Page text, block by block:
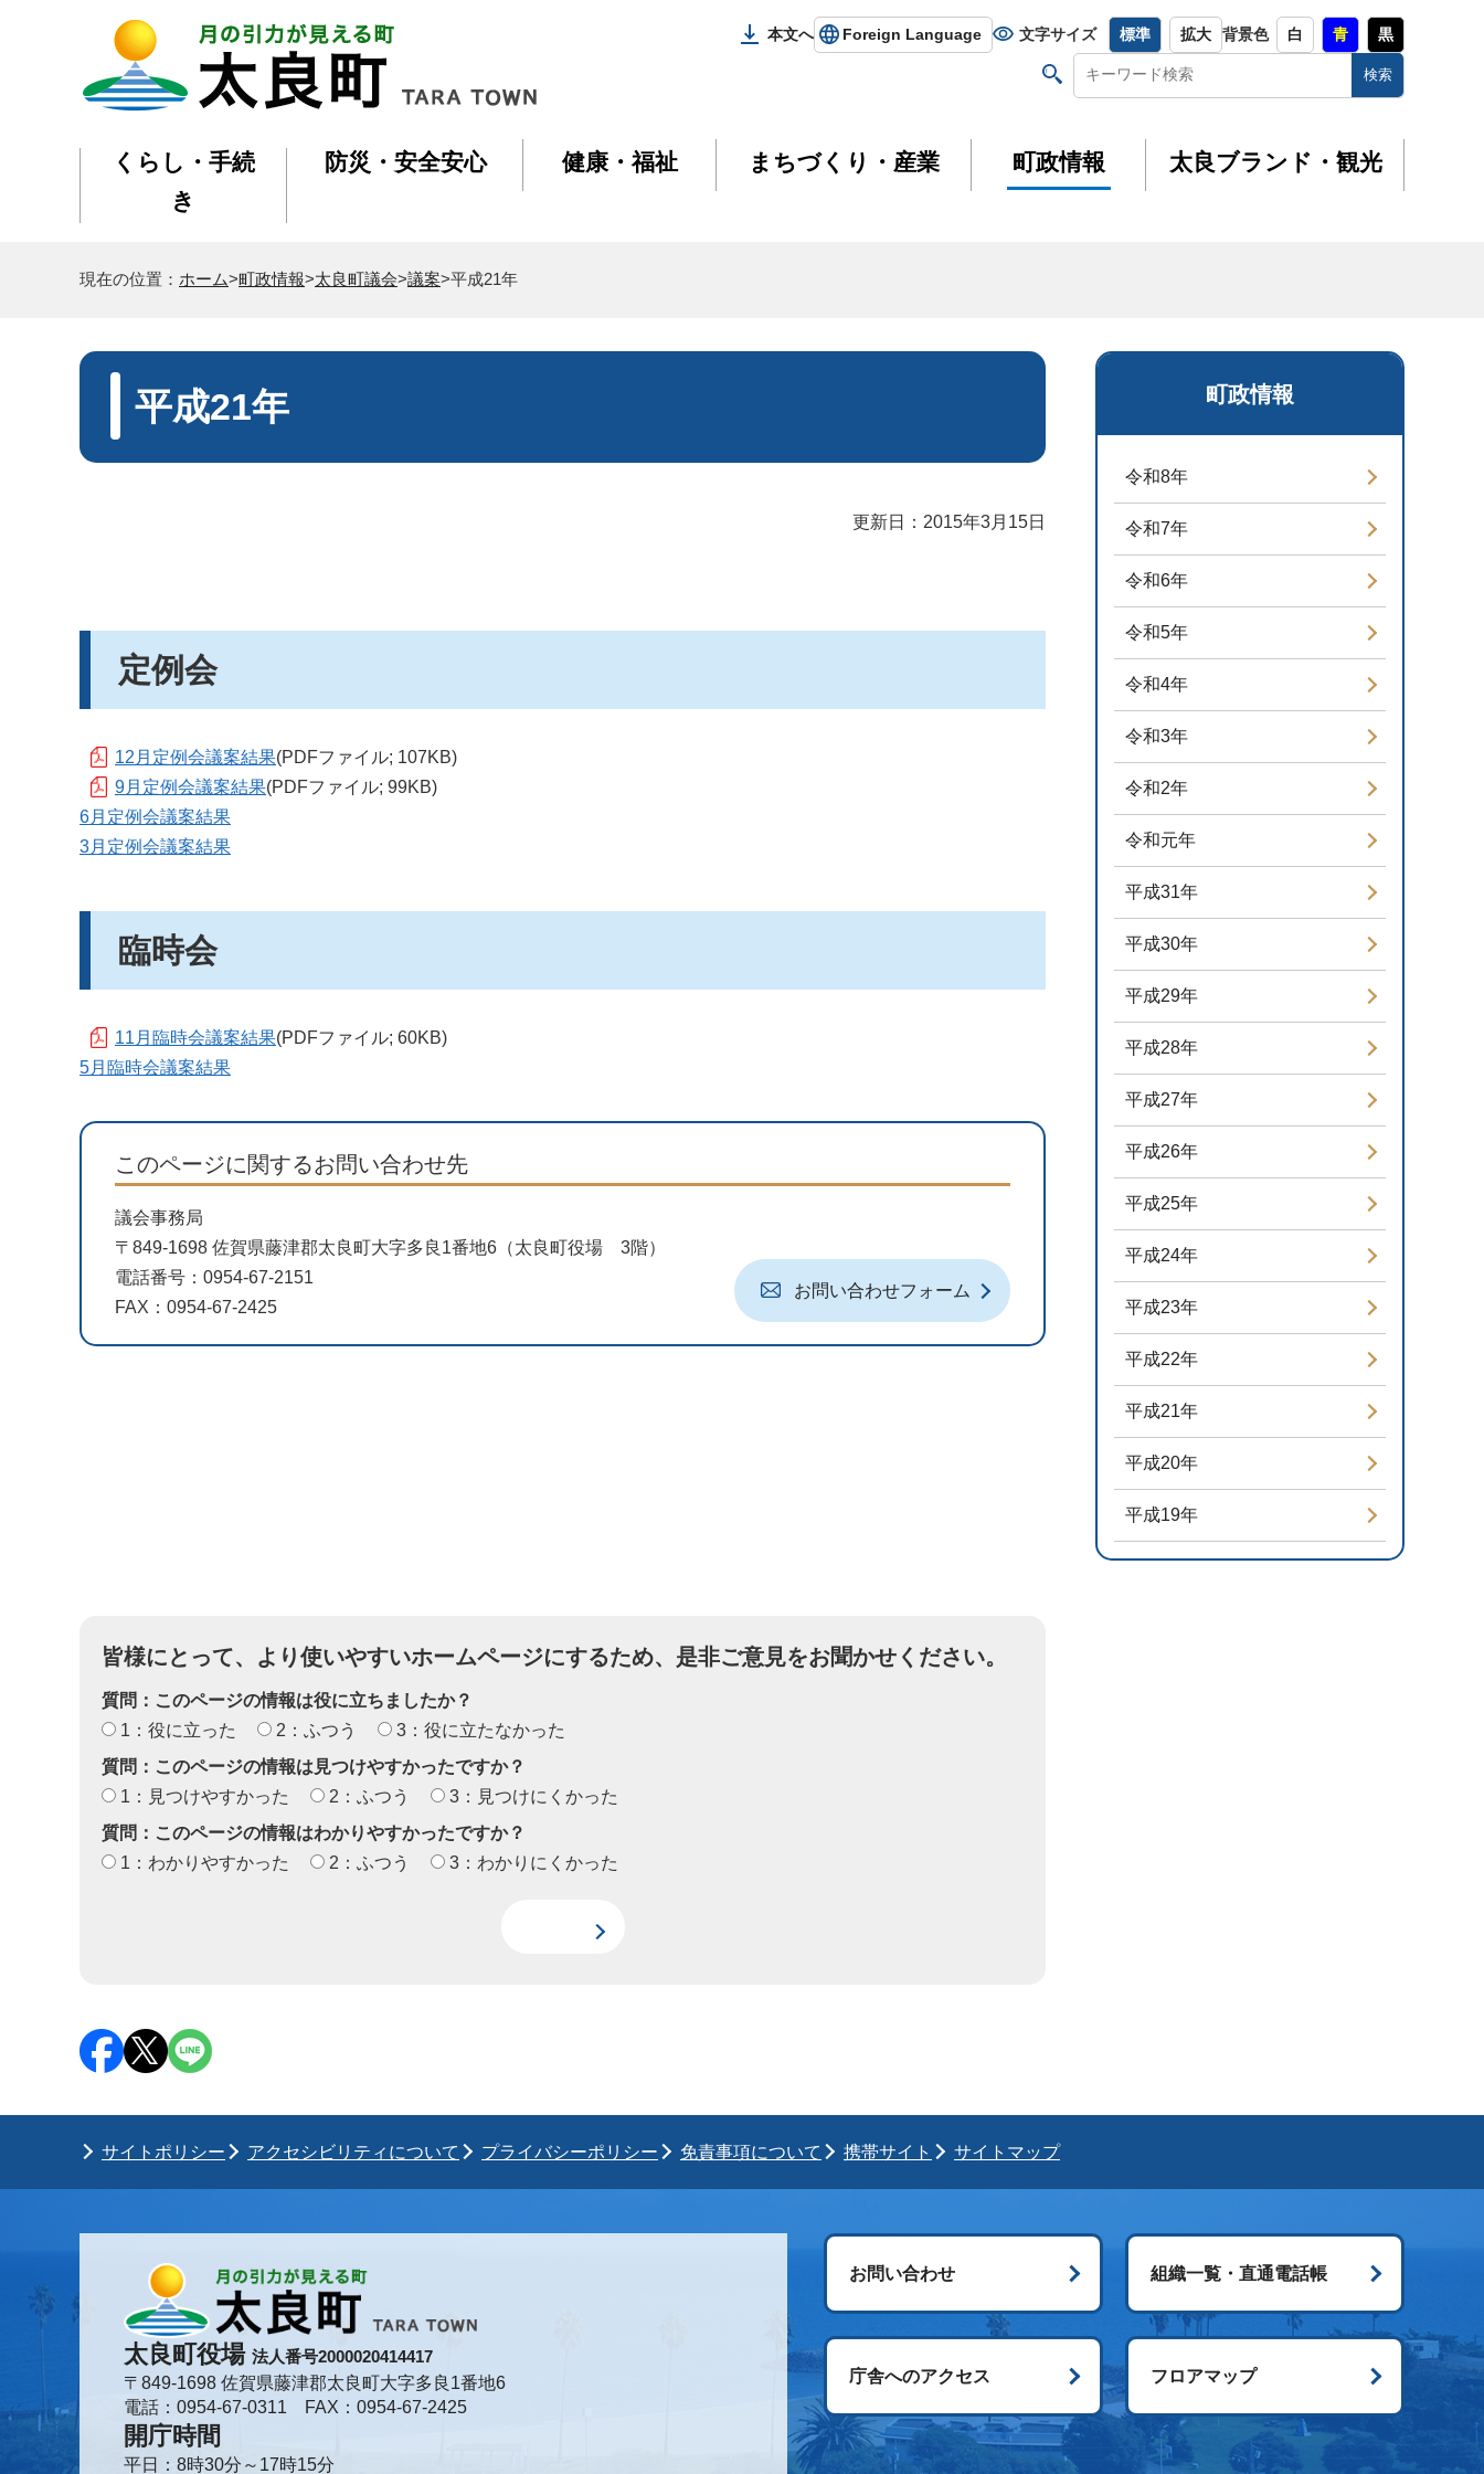
本文へ Foreign Language 文字サイズ 標準 拡大 背景色 白 青 黒
くらし・手続
き
防災・安全安心 健康・福祉 まちづくり・産業 町政情報 太良ブランド・観光
現在の位置： ホーム>町政情報>太良町議会>議案>平成21年
町政情報
令和8年
令和7年
令和6年
令和5年
令和4年
令和3年
令和2年
令和元年
平成31年
平成30年
平成29年
平成28年
平成27年
平成26年
平成25年
平成24年
平成23年
平成22年
平成21年
平成20年
平成19年
平成21年
更新日：2015年3月15日
定例会
12月定例会議案結果(PDFファイル; 107KB)
9月定例会議案結果(PDFファイル; 99KB)
6月定例会議案結果
3月定例会議案結果
臨時会
11月臨時会議案結果(PDFファイル; 60KB)
5月臨時会議案結果
このページに関するお問い合わせ先
議会事務局
〒849-1698 佐賀県藤津郡太良町大字多良1番地6（太良町役場 3階）
電話番号：0954-67-2151
FAX：0954-67-2425
お問い合わせフォーム
皆様にとって、より使いやすいホームページにするため、是非ご意見をお聞かせください。
質問：このページの情報は役に立ちましたか？
1：役に立った
2：ふつう
3：役に立たなかった
質問：このページの情報は見つけやすかったですか？
1：見つけやすかった
2：ふつう
3：見つけにくかった
質問：このページの情報はわかりやすかったですか？
1：わかりやすかった
2：ふつう 3：わかりにくかった
サイトポリシー アクセシビリティについて プライバシーポリシー 免責事項について 携帯サイト サイトマップ
太良町役場 法人番号2000020414417
〒849-1698 佐賀県藤津郡太良町大字多良1番地6
電話：0954-67-0311 FAX：0954-67-2425
開庁時間
平日：8時30分～17時15分
お問い合わせ 組織一覧・直通電話帳
庁舎へのアクセス フロアマップ